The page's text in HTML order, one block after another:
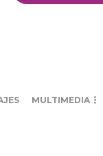
MULTIMEDIA